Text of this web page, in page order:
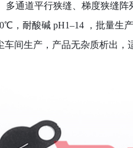
多通道平行狭缝、梯度狭缝
，耐酸碱 pH1–14 ，批量生
车间生产，产品无杂质析出，